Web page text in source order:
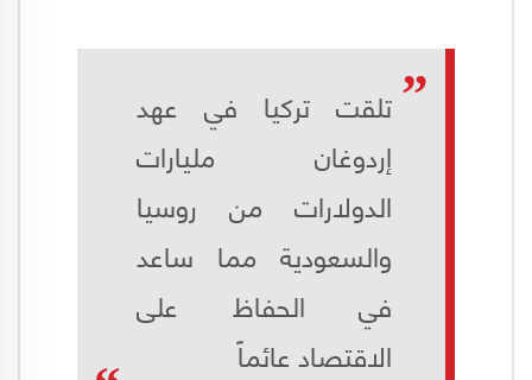
تلقت تركيا في عهد
إردوغان مليارات
الدولارات من روسيا
والسعودية مما ساعد
في الحفاظ على
الاقتصاد عائماً